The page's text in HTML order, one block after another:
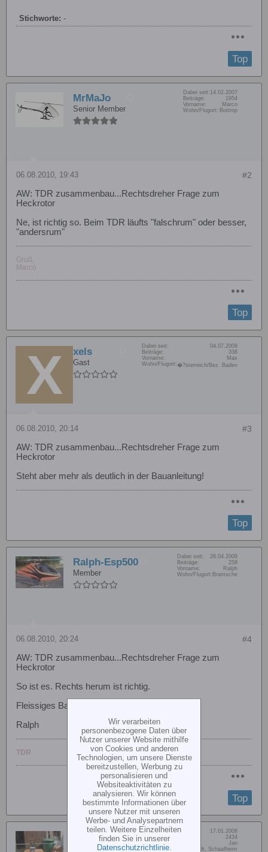
Stichworte: -
Top
MrMaJo
Senior Member
Dabei seit: 14.02.2007
Beiträge:
1954
Vorname:
Marco
Wohn/Flugort: Bottrop
#2
06.08.2010, 19:43
AW: TDR zusammenbau...Rechtsdreher Frage zum
Heckrotor
Ne, ist richtig so. Beim TDR läufts "falschrum" oder besser,
"andersrum"
Gruß,
Marco
Top
xels
Gast
Dabei seit:
04.07.2008
Beiträge:
338
Vorname:
Max
Wohn/Flugort: �?sterreich/Bez. Baden
#3
06.08.2010, 20:14
AW: TDR zusammenbau...Rechtsdreher Frage zum
Heckrotor
Steht aber mehr als deutlich in der Bauanleitung!
Top
Ralph-Esp500
Member
Dabei seit:
26.04.2009
Beiträge:
258
Vorname:
Ralph
Wohn/Flugort: Bramsche
#4
06.08.2010, 20:24
AW: TDR zusammenbau...Rechtsdreher Frage zum
Heckrotor
So ist es. Rechts herum ist richtig.
Fleissiges Bauen,
Ralph
TDR
Top
Senior Member
Dabei seit:
17.01.2008
Beiträge:
2434
Vorname:
Jan
Wohn/Flugort:Groß-Umstadt, Schaafheim
Wir verarbeiten
personenbezogene Daten über
Nutzer unserer Website mithilfe
von Cookies und anderen
Technologien, um unsere Dienste
bereitzustellen, Werbung zu
personalisieren und
Websiteaktivitäten zu
analysieren. Wir können
bestimmte Informationen über
unsere Nutzer mit unseren
Werbe- und Analysepartnern
teilen. Weitere Einzelheiten
finden Sie in unserer
Datenschutzrichtlinie.